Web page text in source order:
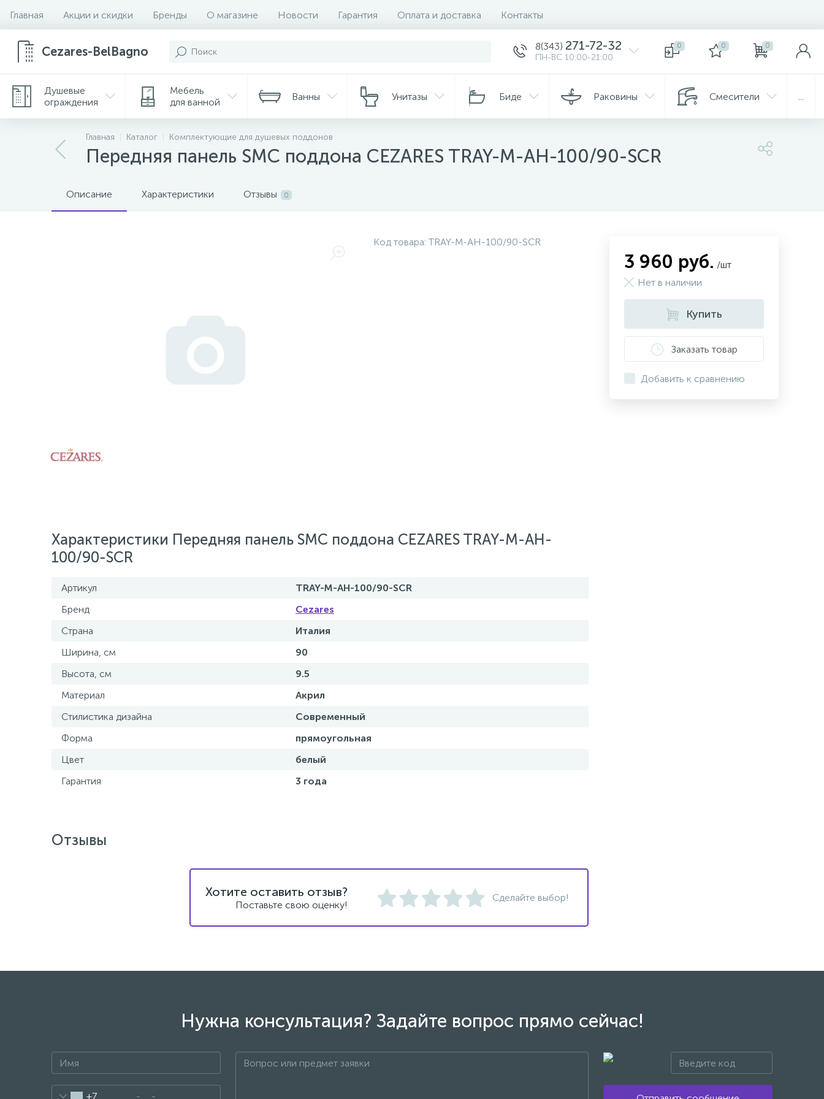
Главная Акции и скидки Бренды О магазине Новости Гарантия Оплата и доставка Контакты
Cezares-BelBagno 8(343) 271-72-32
ПН-ВС 10:00-21:00
0 0 0
Душевые
ограждения
Мебель
для ванной
Ванны Унитазы Биде Раковины Смесители
Главная Каталог Комплектующие для душевых поддонов
Передняя панель SMC поддона CEZARES TRAY-M-AH-100/90-SCR
Описание Характеристики Отзывы 0
Код товара:TRAY-M-AH-100/90-SCR
Характеристики Передняя панель SMC поддона CEZARES TRAY-M-AH-
100/90-SCR
Артикул
TRAY-M-AH-100/90-SCR
Бренд
Cezares
Страна
Италия
Ширина, см
90
Высота, см
9.5
Материал
Акрил
Стилистика дизайна
Современный
Форма
прямоугольная
Цвет
белый
Гарантия
3 года
3 960 руб. /шт
Нет в наличии
Купить
Заказать товар
Добавить к сравнению
Отзывы
Хотите оставить отзыв?
Поставьте свою оценку!
Сделайте выбор!
Нужна консультация? Задайте вопрос прямо сейчас!
+7